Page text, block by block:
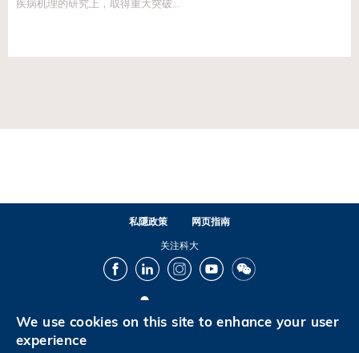
疾病机理的研究上，取得重大突破...
私隱政策
网页指南
关注科大
FacebookLinkedInInstagramYoutubeWechat
We use cookies on this site to enhance your user
experience